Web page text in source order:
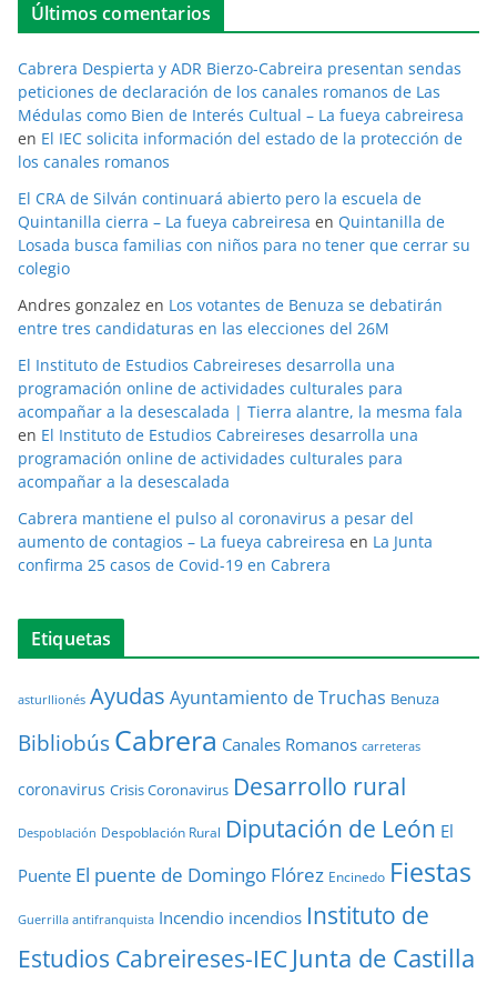
Últimos comentarios
Cabrera Despierta y ADR Bierzo-Cabreira presentan sendas
peticiones de declaración de los canales romanos de Las
Médulas como Bien de Interés Cultual – La fueya cabreiresa
en El IEC solicita información del estado de la protección de
los canales romanos
El CRA de Silván continuará abierto pero la escuela de
Quintanilla cierra – La fueya cabreiresa en Quintanilla de
Losada busca familias con niños para no tener que cerrar su
colegio
Andres gonzalez en Los votantes de Benuza se debatirán
entre tres candidaturas en las elecciones del 26M
El Instituto de Estudios Cabreireses desarrolla una
programación online de actividades culturales para
acompañar a la desescalada | Tierra alantre, la mesma fala
en El Instituto de Estudios Cabreireses desarrolla una
programación online de actividades culturales para
acompañar a la desescalada
Cabrera mantiene el pulso al coronavirus a pesar del
aumento de contagios – La fueya cabreiresa en La Junta
confirma 25 casos de Covid-19 en Cabrera
Etiquetas
asturllionés Ayudas Ayuntamiento de Truchas Benuza
BibliobúsCabrera Canales Romanos carreteras
coronavirus Crisis Coronavirus Desarrollo rural
Despoblación Despoblación Rural Diputación de León El
Puente El puente de Domingo Flórez Encinedo Fiestas
Guerrilla antifranquista Incendio incendios Instituto de
Estudios Cabreireses-IEC Junta de Castilla